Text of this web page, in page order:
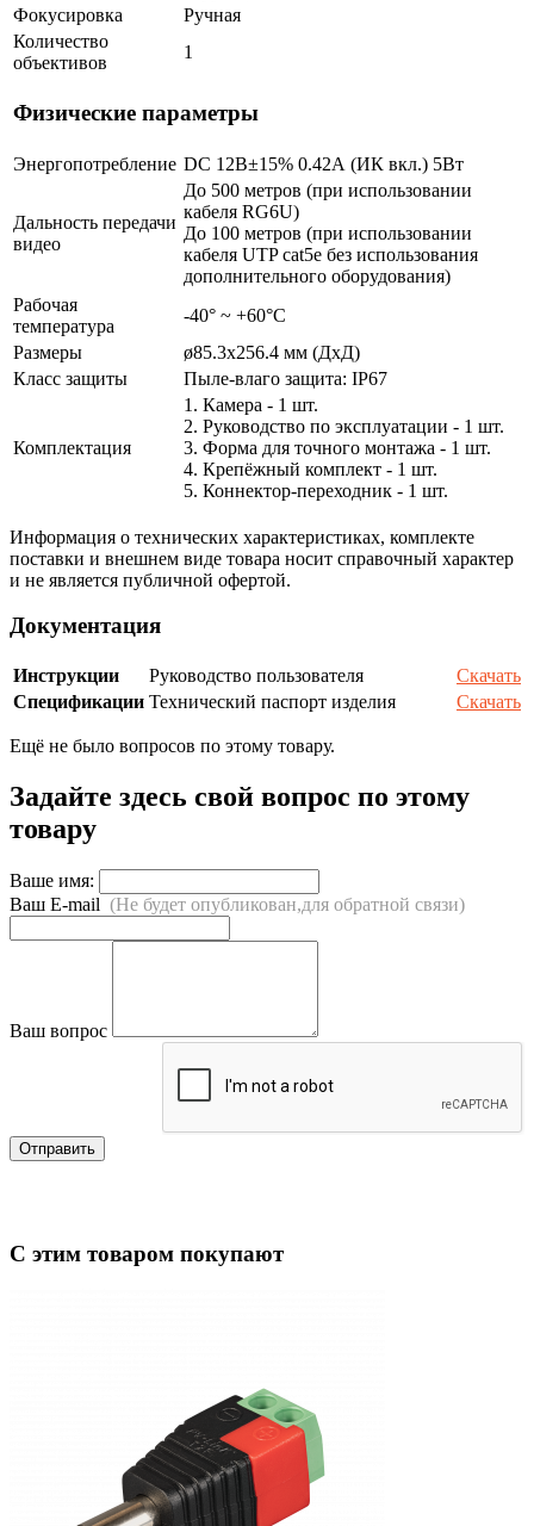
Фокусировка
Ручная
Количество
объективов
1
Физические параметры
Энергопотребление DC 12В±15% 0.42А (ИК вкл.) 5Вт
Дальность передачи
видео
До 500 метров (при использовании
кабеля RG6U)
До 100 метров (при использовании
кабеля UTP cat5e без использования
дополнительного оборудования)
Рабочая
температура
-40° ~ +60°С
Размеры
ø85.3x256.4 мм (ДхД)
Класс защиты
Пыле-влаго защита: IP67
Комплектация
1. Камера - 1 шт.
2. Руководство по эксплуатации - 1 шт.
3. Форма для точного монтажа - 1 шт.
4. Крепёжный комплект - 1 шт.
5. Коннектор-переходник - 1 шт.
Информация о технических характеристиках, комплекте
поставки и внешнем виде товара носит справочный характер
и не является публичной офертой.
Документация
Инструкции Руководство пользователя
Скачать
Спецификации Технический паспорт изделия Скачать
Ещё не было вопросов по этому товару.
Задайте здесь свой вопрос по этому
товару
Ваше имя:
Ваш E-mail (Не будет опубликован,для обратной связи)
Ваш вопрос
Отправить
С этим товаром покупают